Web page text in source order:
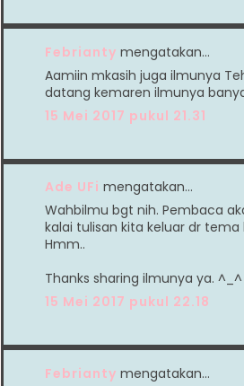
Febrianty mengatakan…
Aamiin mkasih juga ilmunya
datang kemaren ilmunya
15 Mei 2017 pukul 21.31
Ade UFi mengatakan…
Wahbilmu bgt nih. Pembaca
kalai tulisan kita keluar dr tema
Hmm..
Thanks sharing ilmunya ya. ^_^
15 Mei 2017 pukul 22.18
Febrianty mengatakan…